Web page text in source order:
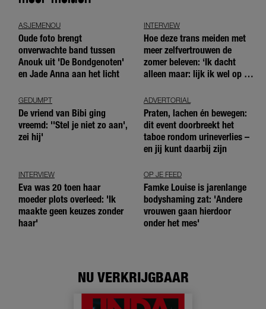
ASJEMENOU
Oude foto brengt
onverwachte band tussen
Anouk uit 'De Bondgenoten'
en Jade Anna aan het licht
INTERVIEW
Hoe deze trans meiden met
meer zelfvertrouwen de
zomer beleven: ‘Ik dacht
alleen maar: lijk ik wel op de
GEDUMPT
De vriend van Bibi ging
vreemd: ''Stel je niet zo aan',
zei hij'
ADVERTORIAL
Praten, lachen én bewegen:
dit event doorbreekt het
taboe rondom urineverlies –
en jij kunt daarbij zijn
INTERVIEW
Eva was 20 toen haar
moeder plots overleed: 'Ik
maakte geen keuzes zonder
haar'
OP JE FEED
Famke Louise is jarenlange
bodyshaming zat: 'Andere
vrouwen gaan hierdoor
onder het mes'
NU VERKRIJGBAAR